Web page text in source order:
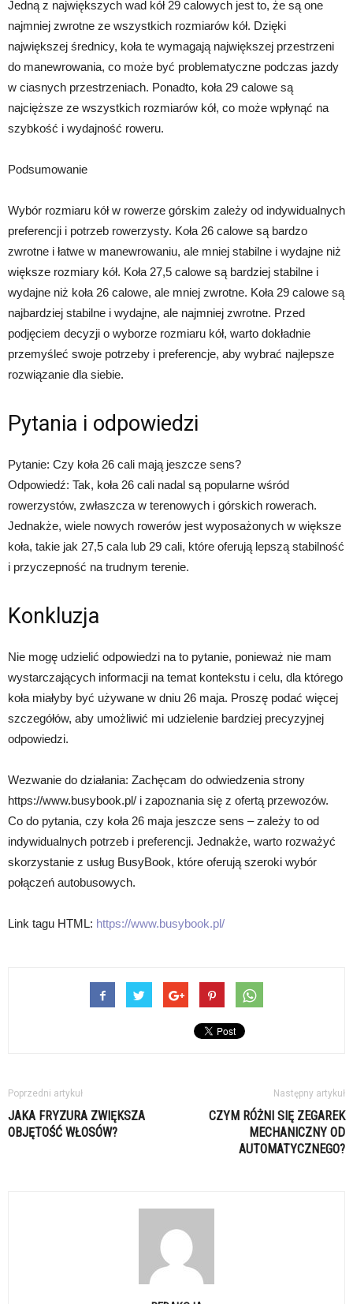
Jedną z największych wad kół 29 calowych jest to, że są one
najmniej zwrotne ze wszystkich rozmiarów kół. Dzięki
największej średnicy, koła te wymagają największej przestrzeni
do manewrowania, co może być problematyczne podczas jazdy
w ciasnych przestrzeniach. Ponadto, koła 29 calowe są
najcięższe ze wszystkich rozmiarów kół, co może wpłynąć na
szybkość i wydajność roweru.
Podsumowanie
Wybór rozmiaru kół w rowerze górskim zależy od indywidualnych
preferencji i potrzeb rowerzysty. Koła 26 calowe są bardzo
zwrotne i łatwe w manewrowaniu, ale mniej stabilne i wydajne niż
większe rozmiary kół. Koła 27,5 calowe są bardziej stabilne i
wydajne niż koła 26 calowe, ale mniej zwrotne. Koła 29 calowe są
najbardziej stabilne i wydajne, ale najmniej zwrotne. Przed
podjęciem decyzji o wyborze rozmiaru kół, warto dokładnie
przemyśleć swoje potrzeby i preferencje, aby wybrać najlepsze
rozwiązanie dla siebie.
Pytania i odpowiedzi
Pytanie: Czy koła 26 cali mają jeszcze sens?
Odpowiedź: Tak, koła 26 cali nadal są popularne wśród
rowerzystów, zwłaszcza w terenowych i górskich rowerach.
Jednakże, wiele nowych rowerów jest wyposażonych w większe
koła, takie jak 27,5 cala lub 29 cali, które oferują lepszą stabilność
i przyczepność na trudnym terenie.
Konkluzja
Nie mogę udzielić odpowiedzi na to pytanie, ponieważ nie mam
wystarczających informacji na temat kontekstu i celu, dla którego
koła miałyby być używane w dniu 26 maja. Proszę podać więcej
szczegółów, aby umożliwić mi udzielenie bardziej precyzyjnej
odpowiedzi.
Wezwanie do działania: Zachęcam do odwiedzenia strony
https://www.busybook.pl/ i zapoznania się z ofertą przewozów.
Co do pytania, czy koła 26 maja jeszcze sens – zależy to od
indywidualnych potrzeb i preferencji. Jednakże, warto rozważyć
skorzystanie z usług BusyBook, które oferują szeroki wybór
połączeń autobusowych.
Link tagu HTML: https://www.busybook.pl/
Poprzedni artykuł
JAKA FRYZURA ZWIĘKSZA
OBJĘTOŚĆ WŁOSÓW?
Następny artykuł
CZYM RÓŻNI SIĘ ZEGAREK
MECHANICZNY OD
AUTOMATYCZNEGO?